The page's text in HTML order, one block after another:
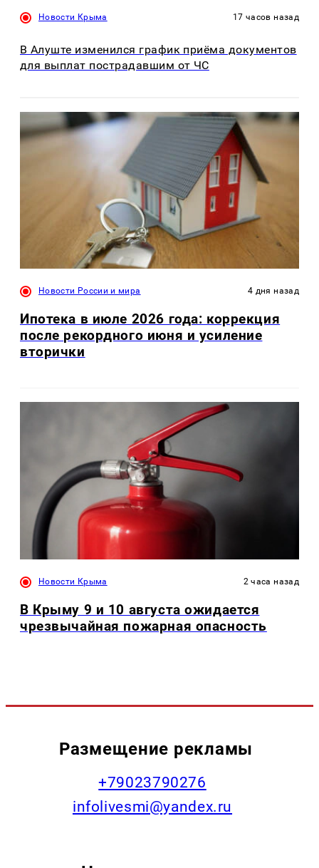
Новости Крыма 17 часов назад
В Алуште изменился график приёма документов
для выплат пострадавшим от ЧС
Новости России и мира 4 дня назад
Ипотека в июле 2026 года: коррекция
после рекордного июня и усиление
вторички
Новости Крыма 2 часа назад
В Крыму 9 и 10 августа ожидается
чрезвычайная пожарная опасность
Размещение рекламы
+79023790276
infolivesmi@yandex.ru